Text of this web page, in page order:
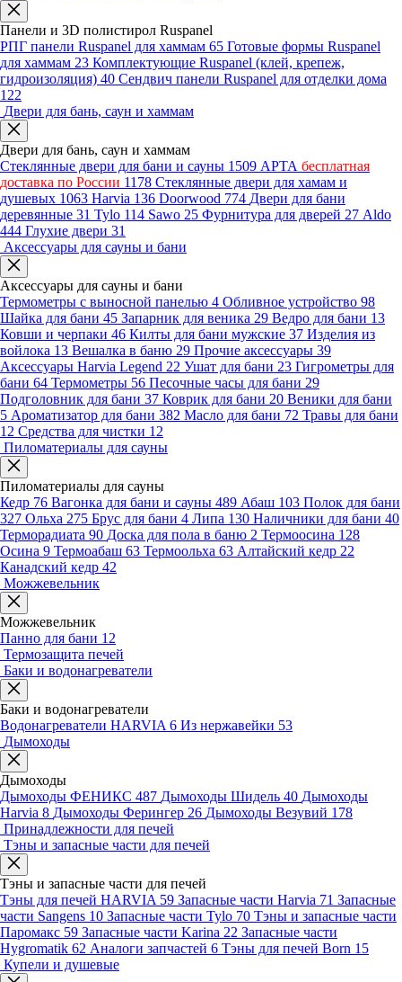
Панели и 3D полистирол Ruspanel
РПГ панели Ruspanel для хаммам 65 Готовые формы Ruspanel
для хаммам 23 Комплектующие Ruspanel (клей, крепеж,
гидроизоляция) 40 Сендвич панели Ruspanel для отделки дома
122
Двери для бань, саун и хаммам
Двери для бань, саун и хаммам
Стеклянные двери для бани и сауны 1509 АРТА бесплатная
доставка по России 1178 Стеклянные двери для хамам и
душевых 1063 Harvia 136 Doorwood 774 Двери для бани
деревянные 31 Tylo 114 Sawo 25 Фурнитура для дверей 27 Aldo
444 Глухие двери 31
Аксессуары для сауны и бани
Аксессуары для сауны и бани
Термометры с выносной панелью 4 Обливное устройство 98
Шайка для бани 45 Запарник для веника 29 Ведро для бани 13
Ковши и черпаки 46 Килты для бани мужские 37 Изделия из
войлока 13 Вешалка в баню 29 Прочие аксессуары 39
Аксессуары Harvia Legend 22 Ушат для бани 23 Гигрометры для
бани 64 Термометры 56 Песочные часы для бани 29
Подголовник для бани 37 Коврик для бани 20 Веники для бани
5 Ароматизатор для бани 382 Масло для бани 72 Травы для бани
12 Средства для чистки 12
Пиломатериалы для сауны
Пиломатериалы для сауны
Кедр 76 Вагонка для бани и сауны 489 Абаш 103 Полок для бани
327 Ольха 275 Брус для бани 4 Липа 130 Наличники для бани 40
Терморадиата 90 Доска для пола в баню 2 Термоосина 128
Осина 9 Термоабаш 63 Термоольха 63 Алтайский кедр 22
Канадский кедр 42
Можжевельник
Можжевельник
Панно для бани 12
Термозащита печей
Баки и водонагреватели
Баки и водонагреватели
Водонагреватели HARVIA 6 Из нержавейки 53
Дымоходы
Дымоходы
Дымоходы ФЕНИКС 487 Дымоходы Шидель 40 Дымоходы
Harvia 8 Дымоходы Ферингер 26 Дымоходы Везувий 178
Принадлежности для печей
Тэны и запасные части для печей
Тэны и запасные части для печей
Тэны для печей HARVIA 59 Запасные части Harvia 71 Запасные
части Sangens 10 Запасные части Tylo 70 Тэны и запасные части
Паромакс 59 Запасные части Karina 22 Запасные части
Hygromatik 62 Аналоги запчастей 6 Тэны для печей Born 15
Купели и душевые